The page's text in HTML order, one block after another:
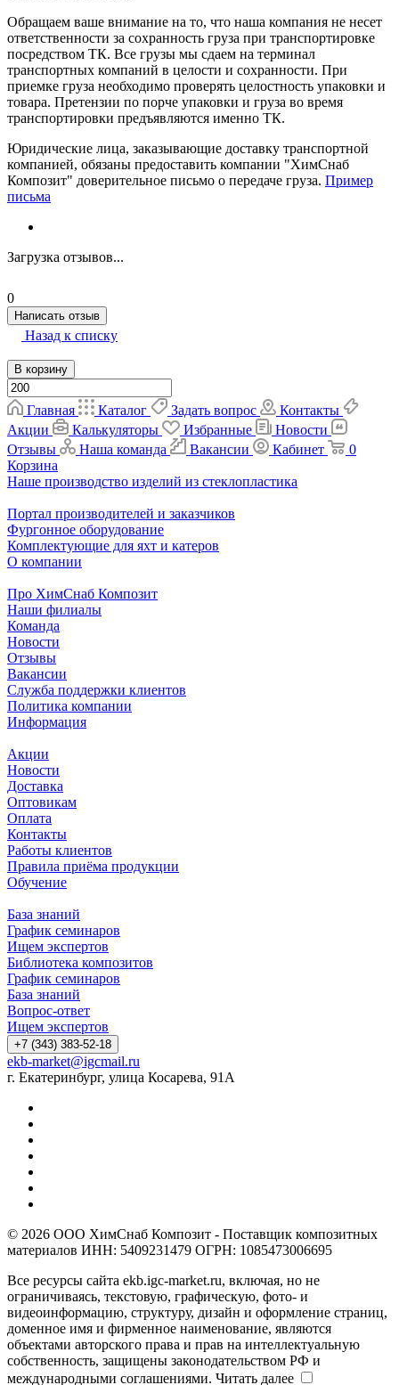
Обращаем ваше внимание на то, что наша компания не несет
ответственности за сохранность груза при транспортировке
посредством ТК. Все грузы мы сдаем на терминал
транспортных компаний в целости и сохранности. При
приемке груза необходимо проверять целостность упаковки и
товара. Претензии по порче упаковки и груза во время
транспортировки предъявляются именно ТК.
Юридические лица, заказывающие доставку транспортной
компанией, обязаны предоставить компании "ХимСнаб
Композит" доверительное письмо о передаче груза. Пример
письма
Загрузка отзывов...
0
Написать отзыв
Назад к списку
В корзину
Главная Каталог Задать вопрос
Контакты
Акции
Калькуляторы Избранные
Новости
Отзывы
Наша команда Вакансии Кабинет
0
Корзина
Наше производство изделий из стеклопластика
Портал производителей и заказчиков
Фургонное оборудование
Комплектующие для яхт и катеров
О компании
Про ХимСнаб Композит
Наши филиалы
Команда
Новости
Отзывы
Вакансии
Служба поддержки клиентов
Политика компании
Информация
Акции
Новости
Доставка
Оптовикам
Оплата
Контакты
Работы клиентов
Правила приёма продукции
Обучение
База знаний
График семинаров
Ищем экспертов
Библиотека композитов
График семинаров
База знаний
Вопрос-ответ
Ищем экспертов
+7 (343) 383-52-18
ekb-market@igcmail.ru
г. Екатеринбург, улица Косарева, 91А
© 2026 ООО ХимСнаб Композит - Поставщик композитных
материалов ИНН: 5409231479 ОГРН: 1085473006695
Все ресурсы сайта ekb.igc-market.ru, включая, но не
ограничиваясь, текстовую, графическую, фото- и
видеоинформацию, структуру, дизайн и оформление страниц,
доменное имя и фирменное наименование, являются
объектами авторского права и прав на интеллектуальную
собственность, защищены законодательством РФ и
международными соглашениями. Читать далее